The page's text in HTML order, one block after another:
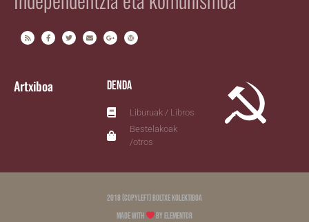
Artxiboa Denda
Liburuak / Libros
Bestelakoak
/otros
2018 (copyleft) Boltxe Kolektiboa
Made with
by Elementor